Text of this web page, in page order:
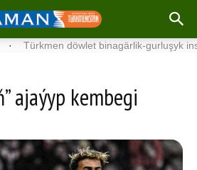
döwlet binagärlik-gurluşyk institutynyň
ajaýyp kembegi